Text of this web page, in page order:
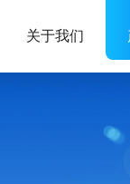
关于我们